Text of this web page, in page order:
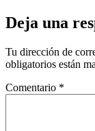
Deja una
Tu dirección de
obligatorios están
Comentario *